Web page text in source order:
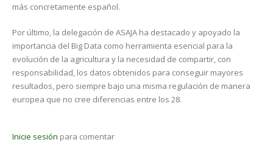
más concretamente español.
Por último, la delegación de ASAJA ha destacado y apoyado la
importancia del Big Data como herramienta esencial para la
evolución de la agricultura y la necesidad de compartir, con
responsabilidad, los datos obtenidos para conseguir mayores
resultados, pero siempre bajo una misma regulación de manera
europea que no cree diferencias entre los 28.
Inicie sesión para comentar